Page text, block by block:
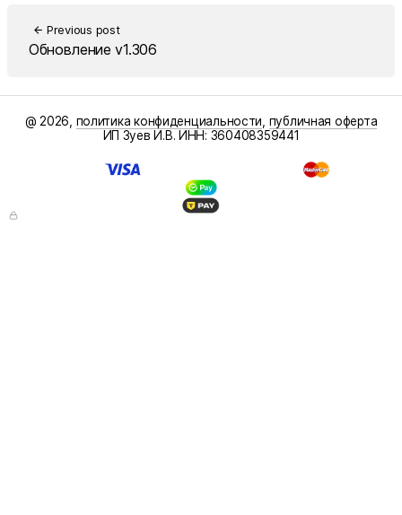
arrow_back Previous post
Обновление v1.306
@ 2026, политика конфиденциальности публичная оферта
ИП Зуев И.В. ИНН: 360408359441